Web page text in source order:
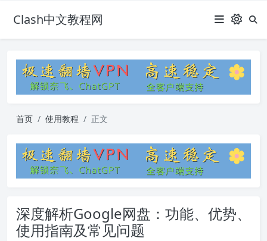
Clash中文教程网
首页 使用教程 正文
深度解析Google网盘：功能、优势、
使用指南及常见问题